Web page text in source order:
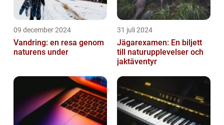
09 december 2024
Vandring: en resa genom
naturens under
31 juli 2024
Jägarexamen: En biljett
till naturupplevelser och
jaktäventyr